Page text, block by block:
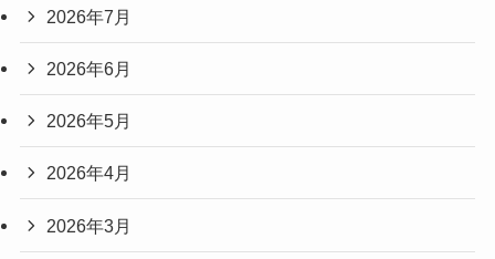
2026年7月
2026年6月
2026年5月
2026年4月
2026年3月